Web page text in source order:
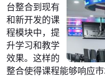
台整合到现有
和新开发的课
程模块中，提
升学习和教学
效果。这样的
整合使得课程能够响应